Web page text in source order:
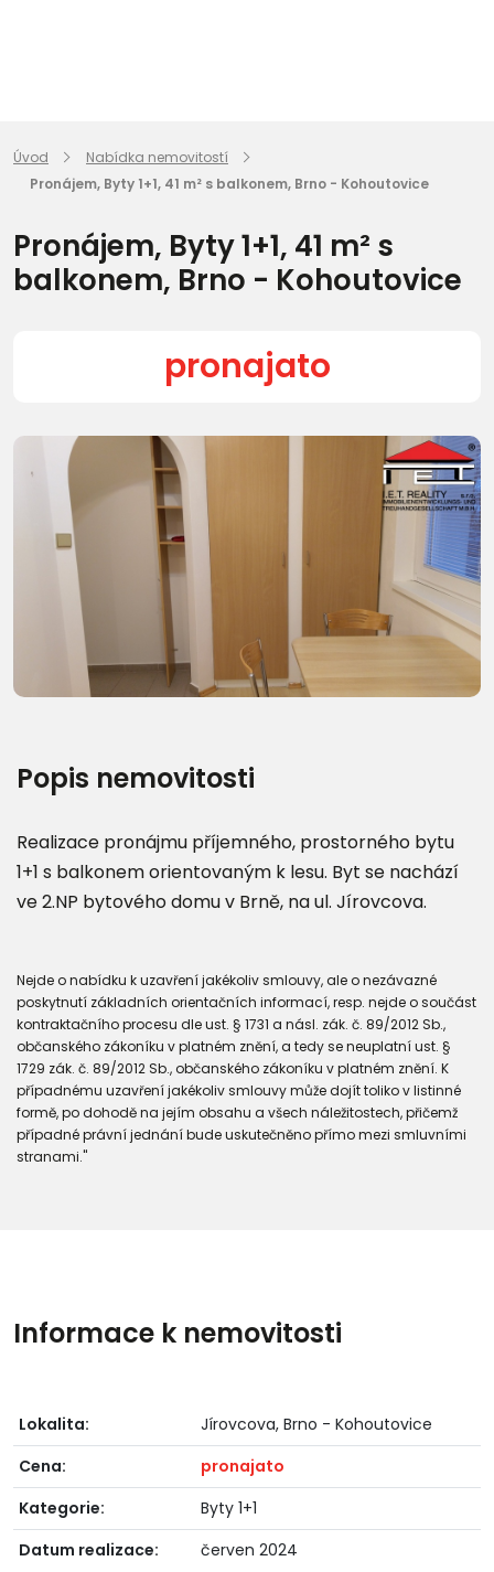
Úvod
Nabídka nemovitostí
Pronájem, Byty 1+1, 41 m² s balkonem, Brno - Kohoutovice
Pronájem, Byty 1+1, 41 m² s
balkonem, Brno - Kohoutovice
pronajato
Další fotografie (15)
Popis nemovitosti
Realizace pronájmu příjemného, prostorného bytu
1+1 s balkonem orientovaným k lesu. Byt se nachází
ve 2.NP bytového domu v Brně, na ul. Jírovcova.
Nejde o nabídku k uzavření jakékoliv smlouvy, ale o nezávazné
poskytnutí základních orientačních informací, resp. nejde o součást
kontraktačního procesu dle ust. § 1731 a násl. zák. č. 89/2012 Sb.,
občanského zákoníku v platném znění, a tedy se neuplatní ust. §
1729 zák. č. 89/2012 Sb., občanského zákoníku v platném znění. K
případnému uzavření jakékoliv smlouvy může dojít toliko v listinné
formě, po dohodě na jejím obsahu a všech náležitostech, přičemž
případné právní jednání bude uskutečněno přímo mezi smluvními
stranami."
Informace k nemovitosti
Lokalita:
Jírovcova, Brno - Kohoutovice
Cena:
pronajato
Kategorie:
Byty 1+1
Datum realizace:
červen 2024